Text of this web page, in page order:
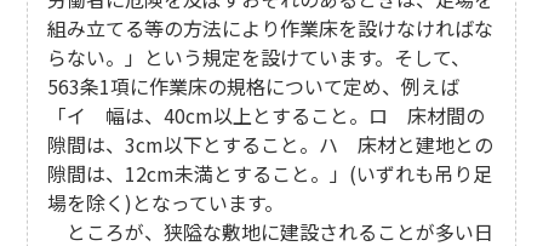
組み立てる等の方法により作業床を設けなければな
らない。」という規定を設けています。そして、
563条1項に作業床の規格について定め、例えば
「イ 幅は、40cm以上とすること。ロ 床材間の
隙間は、3cm以下とすること。ハ 床材と建地との
隙間は、12cm未満とすること。」(いずれも吊り足
場を除く)となっています。
ところが、狭隘な敷地に建設されることが多い日